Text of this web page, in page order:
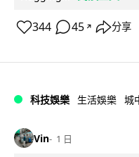
344 45 ↗ 分享
科技娛樂 生活娛樂 城
Vin 1 日